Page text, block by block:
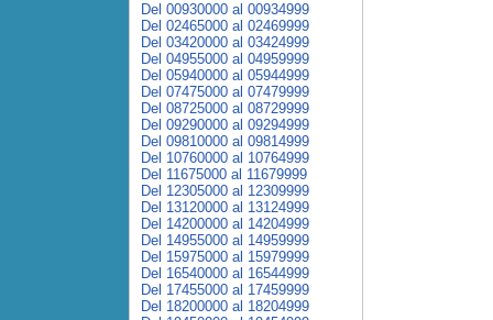
Del 00930000 al 00934999
Del 02465000 al 02469999
Del 03420000 al 03424999
Del 04955000 al 04959999
Del 05940000 al 05944999
Del 07475000 al 07479999
Del 08725000 al 08729999
Del 09290000 al 09294999
Del 09810000 al 09814999
Del 10760000 al 10764999
Del 11675000 al 11679999
Del 12305000 al 12309999
Del 13120000 al 13124999
Del 14200000 al 14204999
Del 14955000 al 14959999
Del 15975000 al 15979999
Del 16540000 al 16544999
Del 17455000 al 17459999
Del 18200000 al 18204999